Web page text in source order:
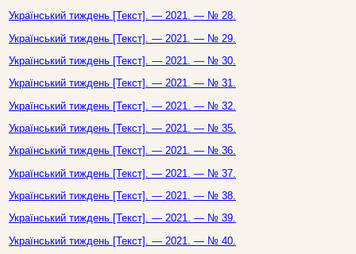
Український тиждень [Текст]. — 2021. — № 28.
Український тиждень [Текст]. — 2021. — № 29.
Український тиждень [Текст]. — 2021. — № 30.
Український тиждень [Текст]. — 2021. — № 31.
Український тиждень [Текст]. — 2021. — № 32.
Український тиждень [Текст]. — 2021. — № 35.
Український тиждень [Текст]. — 2021. — № 36.
Український тиждень [Текст]. — 2021. — № 37.
Український тиждень [Текст]. — 2021. — № 38.
Український тиждень [Текст]. — 2021. — № 39.
Український тиждень [Текст]. — 2021. — № 40.